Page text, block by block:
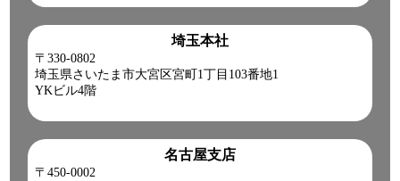
埼玉本社
〒330-0802
埼玉県さいたま市大宮区宮町1丁目103番地1
YKビル4階
名古屋支店
〒450-0002